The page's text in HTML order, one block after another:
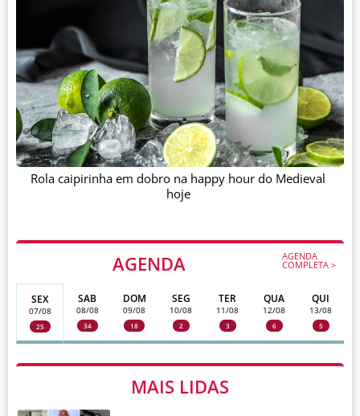
AGENDA AGENDA
COMPLETA >
SEX
07/08
25
SAB
08/08
34
DOM
09/08
18
SEG
10/08
2
TER
11/08
3
QUA
12/08
6
QUI
13/08
5
MAIS LIDAS
Rola caipirinha em dobro na happy hour do Medieval
hoje